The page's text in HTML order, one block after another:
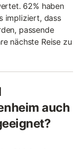
62% haben
impliziert, dass
passende
nächste Reise zu
auch